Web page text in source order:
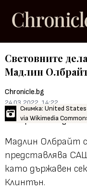
Световните
Мадлин
Chronicle.bg
24.03.2022, 14:22
Снимка: United
via Wikimedia
Мадлин Олбрайт
представлява
като държавен
Клинтън.